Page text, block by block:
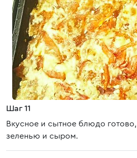
Шаг 11
Вкусное и сытное блюдо
зеленью и сыром.